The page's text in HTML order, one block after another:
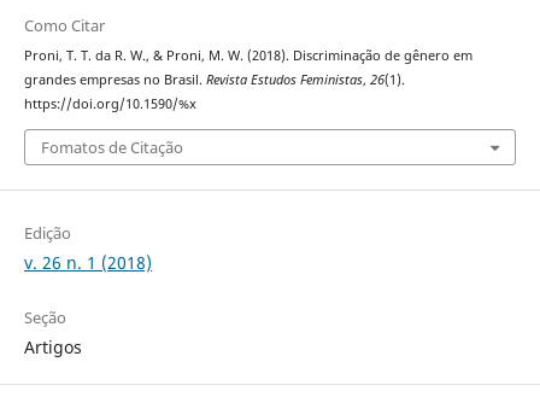
Como Citar
Proni, T. T. da R. W., & Proni, M. W. (2018). Discriminação de gênero em
grandes empresas no Brasil. Revista Estudos Feministas, 26(1).
https://doi.org/10.1590/%x
Fomatos de Citação
Edição
v. 26 n. 1 (2018)
Seção
Artigos